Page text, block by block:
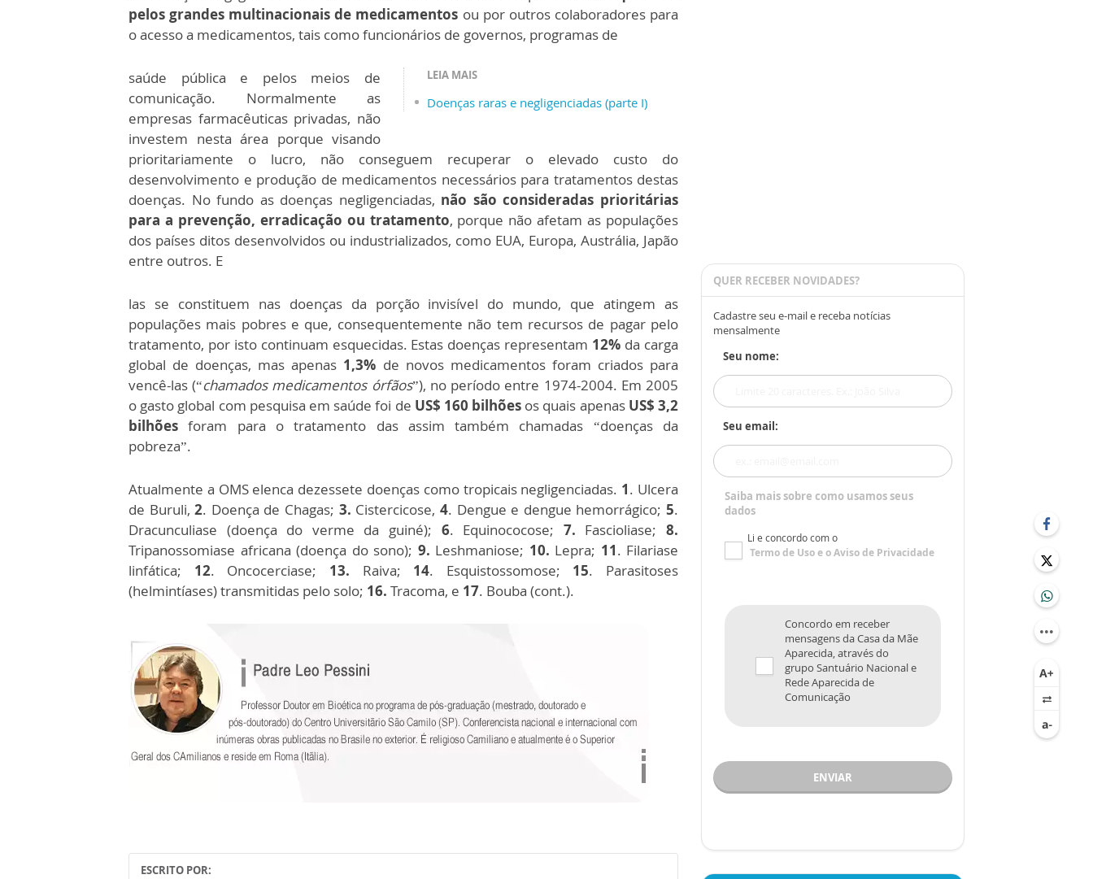
pelos grandes multinacionais de medicamentos ou por outros colaboradores para
o acesso a medicamentos, tais como funcionários de governos, programas de
LEIA MAIS
Doenças raras e negligenciadas (parte I)
saúde pública e pelos meios de
comunicação. Normalmente as
empresas farmacêuticas privadas, não
investem nesta área porque visando
prioritariamente o lucro, não conseguem recuperar o elevado custo do
desenvolvimento e produção de medicamentos necessários para tratamentos destas
doenças. No fundo as doenças negligenciadas, não são consideradas prioritárias
para a prevenção, erradicação ou tratamento, porque não afetam as populações
dos países ditos desenvolvidos ou industrializados, como EUA, Europa, Austrália, Japão
entre outros. E
las se constituem nas doenças da porção invisível do mundo, que atingem as
populações mais pobres e que, consequentemente não tem recursos de pagar pelo
tratamento, por isto continuam esquecidas. Estas doenças representam 12% da carga
global de doenças, mas apenas 1,3% de novos medicamentos foram criados para
vencê-las (“chamados medicamentos órfãos”), no período entre 1974-2004. Em 2005
o gasto global com pesquisa em saúde foi de US$ 160 bilhões os quais apenas US$ 3,2
bilhões foram para o tratamento das assim também chamadas “doenças da
pobreza”.
Atualmente a OMS elenca dezessete doenças como tropicais negligenciadas. 1. Ulcera
de Buruli,2. Doença de Chagas; 3. Cistercicose, 4. Dengue e dengue hemorrágico;5.
Dracunculiase (doença do verme da guiné); 6. Equinococose; 7. Fascioliase;8.
Tripanossomiase africana (doença do sono); 9. Leshmaniose; 10. Lepra; 11. Filariase
linfática; 12. Oncocerciase; 13. Raiva; 14. Esquistossomose; 15. Parasitoses
(helmintíases) transmitidas pelo solo; 16. Tracoma, e 17. Bouba (cont.).
ESCRITO POR:
QUER RECEBER NOVIDADES?
Cadastre seu e-mail e receba notícias
mensalmente
Seu nome:
Seu email:
Saiba mais sobre como usamos seus
dados
Li e concordo com o
Termo de Usoe oAviso de Privacidade
Concordo em receber
mensagens da Casa da Mãe
Aparecida, através do
grupo Santuário Nacional e
Rede Aparecida de
Comunicação
ENVIAR